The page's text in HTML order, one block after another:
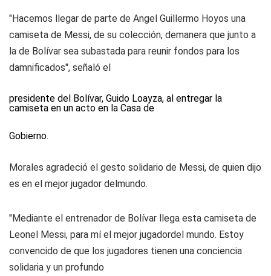
"Hacemos llegar de parte de Angel Guillermo Hoyos una
camiseta de Messi, de su colección, demanera que junto a
la de Bolívar sea subastada para reunir fondos para los
damnificados", señaló el
presidente del Bolívar, Guido Loayza, al entregar la
camiseta en un acto en la Casa de
Gobierno.
Morales agradeció el gesto solidario de Messi, de quien dijo
es en el mejor jugador delmundo.
"Mediante el entrenador de Bolívar llega esta camiseta de
Leonel Messi, para mí el mejor jugadordel mundo. Estoy
convencido de que los jugadores tienen una conciencia
solidaria y un profundo